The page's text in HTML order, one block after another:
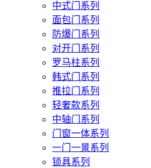
中式门系列
面包门系列
防爆门系列
对开门系列
罗马柱系列
韩式门系列
推拉门系列
轻奢款系列
中轴门系列
门窗一体系列
一门一景系列
锁具系列